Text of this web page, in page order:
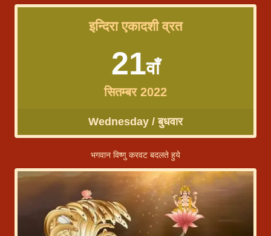
इन्दिरा एकादशी व्रत
21वाँ
सितम्बर 2022
Wednesday / बुधवार
भगवान विष्णु करवट बदलते हुये